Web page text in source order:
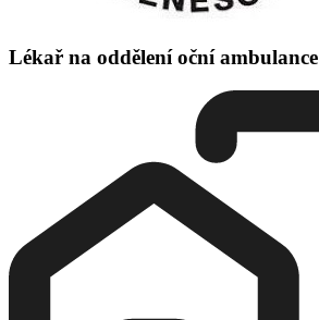
Lékař na oddělení oční ambulance